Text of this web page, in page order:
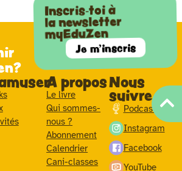
Inscris-toi à
la newsletter
myEduZen
Je m'inscris
A propos
Le livre
Qui sommes-
nous ?
Abonnement
Calendrier
Cani-classes
Nous
suivre
Podcast
Instagram
Facebook
YouTube